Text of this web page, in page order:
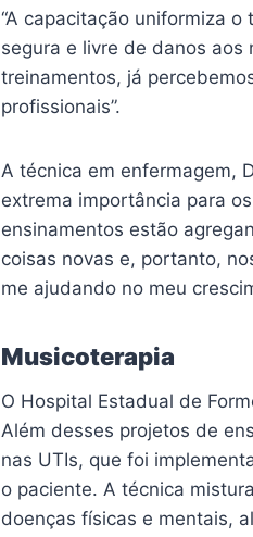
“A capacitação uniformiza
segura e livre de danos aos
treinamentos, já
profissionais”.
A técnica em enfermagem,
extrema importância para
ensinamentos estão
coisas novas e, portanto,
me ajudando no meu
Musicoterapia
O Hospital Estadual de
Além desses projetos de
nas UTIs, que foi
o paciente. A técnica
doenças físicas e mentais,